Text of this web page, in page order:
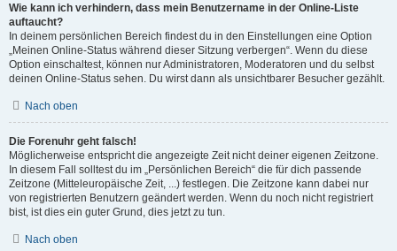
Wie kann ich verhindern, dass mein Benutzername in der Online-Liste
auftaucht?
In deinem persönlichen Bereich findest du in den Einstellungen eine Option
„Meinen Online-Status während dieser Sitzung verbergen“. Wenn du diese
Option einschaltest, können nur Administratoren, Moderatoren und du selbst
deinen Online-Status sehen. Du wirst dann als unsichtbarer Besucher gezählt.
Nach oben
Die Forenuhr geht falsch!
Möglicherweise entspricht die angezeigte Zeit nicht deiner eigenen Zeitzone.
In diesem Fall solltest du im „Persönlichen Bereich“ die für dich passende
Zeitzone (Mitteleuropäische Zeit, ...) festlegen. Die Zeitzone kann dabei nur
von registrierten Benutzern geändert werden. Wenn du noch nicht registriert
bist, ist dies ein guter Grund, dies jetzt zu tun.
Nach oben